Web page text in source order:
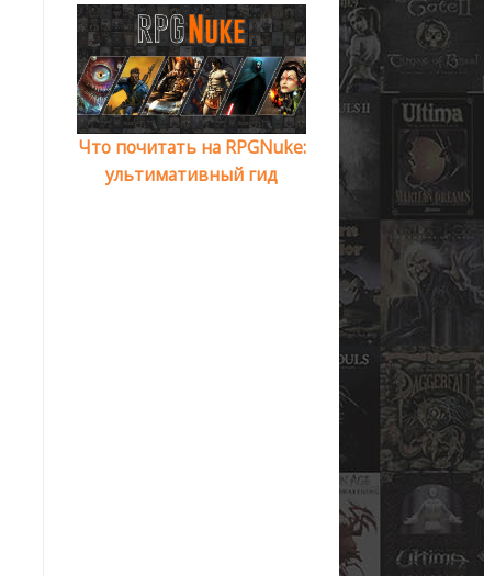
Что почитать на RPGNuke:
ультимативный гид